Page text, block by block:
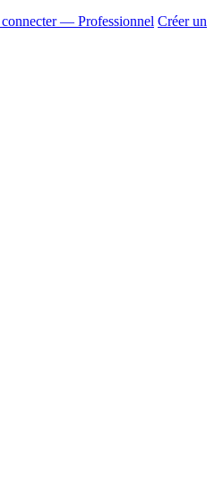
connecter — Professionnel Créer un